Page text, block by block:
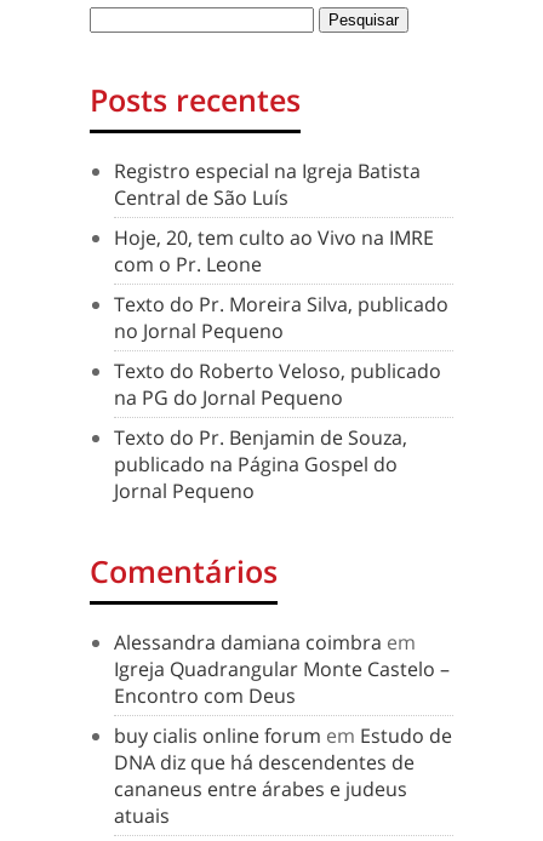
Posts recentes
Registro especial na Igreja Batista
Central de São Luís
Hoje, 20, tem culto ao Vivo na IMRE
com o Pr. Leone
Texto do Pr. Moreira Silva, publicado
no Jornal Pequeno
Texto do Roberto Veloso, publicado
na PG do Jornal Pequeno
Texto do Pr. Benjamin de Souza,
publicado na Página Gospel do
Jornal Pequeno
Comentários
Alessandra damiana coimbra em
Igreja Quadrangular Monte Castelo –
Encontro com Deus
buy cialis online forum em Estudo de
DNA diz que há descendentes de
cananeus entre árabes e judeus
atuais